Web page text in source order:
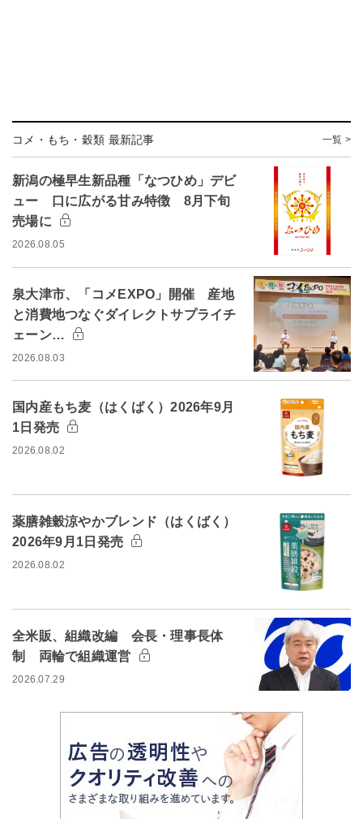
コメ・もち・穀類 最新記事 一覧 >
新潟の極早生新品種「なつひめ」デビ
ュー 口に広がる甘み特徴 8月下旬
売場に
2026.08.05
泉大津市、「コメEXPO」開催 産地
と消費地つなぐダイレクトサプライチ
ェーン…
2026.08.03
国内産もち麦（はくばく）2026年9月
1日発売
2026.08.02
薬膳雑穀涼やかブレンド（はくばく）
2026年9月1日発売
2026.08.02
全米販、組織改編 会長・理事長体
制 両輪で組織運営
2026.07.29